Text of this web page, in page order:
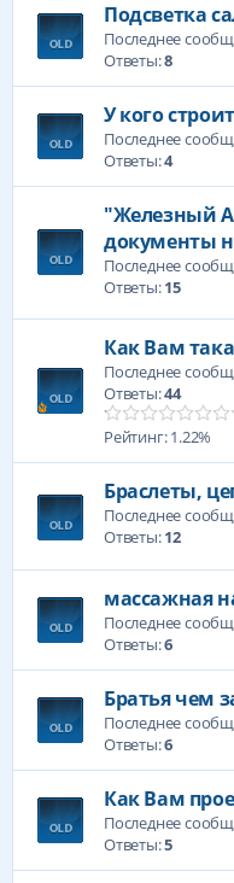
Подсветка
Последнее
Ответы:8
У кого
Последнее
Ответы:4
"Железный
документы
Последнее
Ответы:15
Как Вам
Последнее
Ответы:44
Рейтинг: 1.22%
Браслеты,
Последнее
Ответы:12
массажная
Последнее
Ответы:6
Братья чем
Последнее
Ответы:6
Как Вам
Последнее
Ответы:5